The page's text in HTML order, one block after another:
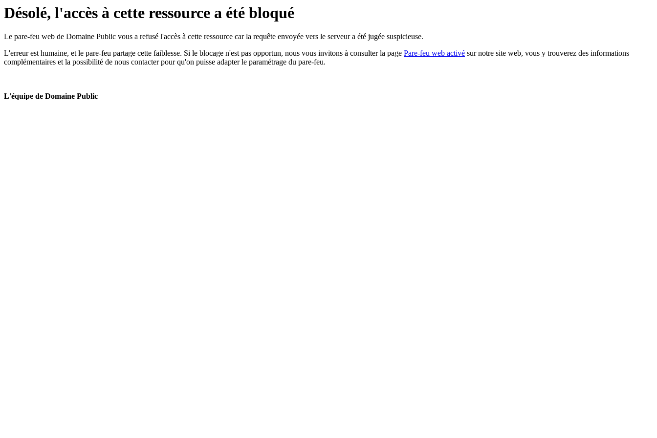
Désolé, l'accès à cette ressource a été bloqué
Le pare-feu web de Domaine Public vous a refusé l'accès à cette ressource car la requête envoyée vers le serveur a été jugée suspicieuse.
L'erreur est humaine, et le pare-feu partage cette faiblesse. Si le blocage n'est pas opportun, nous vous invitons à consulter la page Pare-feu web activé sur notre site web, vous y trouverez des informations
complémentaires et la possibilité de nous contacter pour qu'on puisse adapter le paramétrage du pare-feu.
L'équipe de Domaine Public